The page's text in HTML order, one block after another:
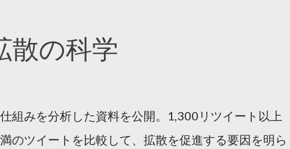
散の科学
組みを分析した資料を公開。1,300リツイート以上
のツイートを比較して、拡散を促進する要因を明ら